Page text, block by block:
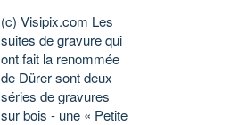
(c) Visipix.com Les
suites de gravure qui
ont fait la renommée
de Dürer sont deux
séries de gravures
sur bois - une « Petite